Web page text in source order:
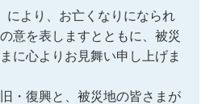
により、お亡くなりになられ
意を表しますとともに、被災
に心よりお見舞い申し上げま
・復興と、被災地の皆さまが